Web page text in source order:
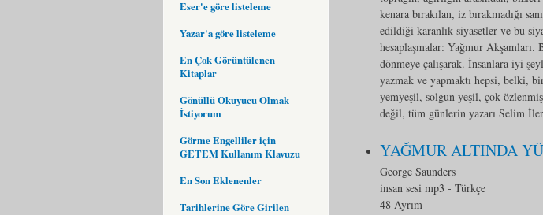
Eser'e göre listeleme
Yazar'a göre listeleme
En Çok Görüntülenen
Kitaplar
Gönüllü Okuyucu Olmak
İstiyorum
Görme Engelliler için
GETEM Kullanım Klavuzu
En Son Eklenenler
Tarihlerine Göre Girilen
kenara bırakılan, iz bırakmadığı
edildiği karanlık siyasetler ve bu
hesaplaşmalar: Yağmur
dönmeye çalışarak. İnsanlara iyi
yazmak ve yapmaktı hepsi, belki,
yemyeşil, solgun yeşil, çok
değil, tüm günlerin yazarı Selim
YAĞMUR ALTINDA
George Saunders
insan sesi mp3 - Türkçe
48 Ayrım